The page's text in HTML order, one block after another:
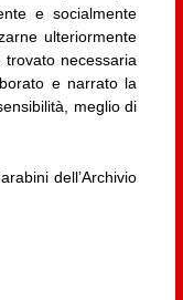
e socialmente
ulteriormente
necessaria
e narrato la
meglio di
dell’Archivio